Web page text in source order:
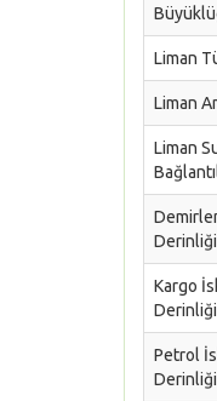
Liman
Liman
Liman
Derinliği
Kargo
Derinliği
Petrol
Derinliği